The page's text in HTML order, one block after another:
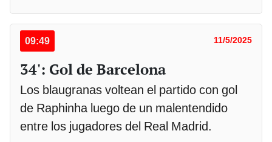
09:49 11/5/2025
34': Gol de Barcelona
Los blaugranas voltean el partido con gol
de Raphinha luego de un malentendido
entre los jugadores del Real Madrid.